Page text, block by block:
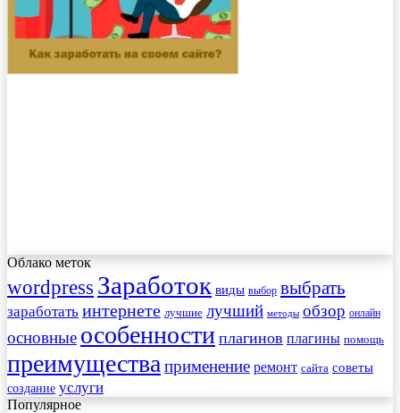
Облако меток
wordpress Заработок виды выбор выбрать
заработать интернете лучшие лучший методы обзор онлайн
основные особенности плагинов плагины помощь
преимущества применение ремонт сайта советы
создание услуги
Популярное